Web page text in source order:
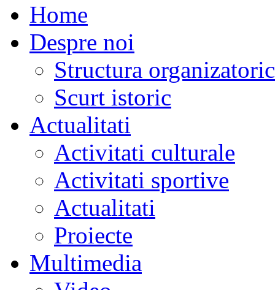
Home
Despre noi
Structura
Scurt istoric
Actualitati
Activitati culturale
Activitati sportive
Actualitati
Proiecte
Multimedia